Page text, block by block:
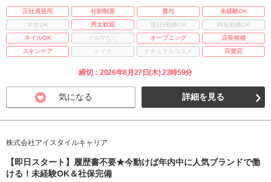
正社員登用 社割制度 賞与
未経験OK
学生OK
男女歓迎 週3日勤務OK
時短勤務OK
ネイルOK
ノルマなし オープニング
店長候補
スキンケア
メイク ナチュラルコスメ 百貨店
締切：2026年8月27日(木) 23時59分
気になる 詳細を見る
株式会社アイスタイルキャリア
【即日スタート】履歴書不要★今動けば年内中に人気ブランドで働
ける！未経験OK＆社保完備